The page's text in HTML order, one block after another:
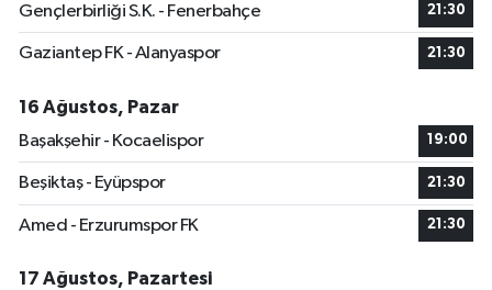
Gençlerbirliği S.K. - Fenerbahçe 21:30
Gaziantep FK - Alanyaspor 21:30
16 Ağustos, Pazar
Başakşehir - Kocaelispor
19:00
Beşiktaş - Eyüpspor 21:30
Amed - Erzurumspor FK 21:30
17 Ağustos, Pazartesi